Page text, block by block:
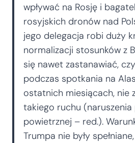
wpływać na Rosję i
rosyjskich dronów nad
jego delegacja robi duży
normalizacji stosunków z
się nawet zastanawiać,
podczas spotkania na
ostatnich miesiącach, nie
takiego ruchu
powietrznej – red.).
Trumpa nie były